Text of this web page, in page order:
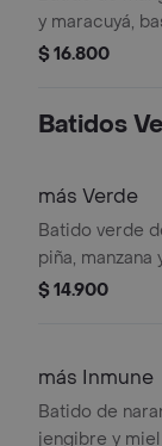
y maracuyá,
elección..
$ 16.800
Batidos
más Verde
Batido verde
piña, manzana
elección..
$ 14.900
más Inmune
Batido de
jengibre y